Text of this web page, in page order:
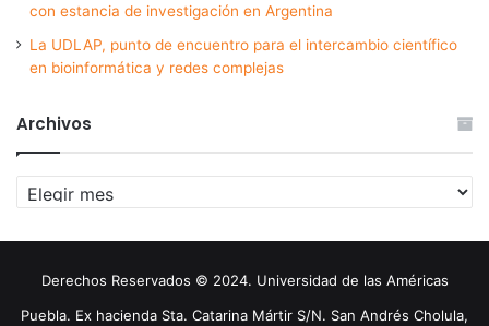
con estancia de investigación en Argentina
La UDLAP, punto de encuentro para el intercambio científico
en bioinformática y redes complejas
Archivos
Archivos
Derechos Reservados © 2024. Universidad de las Américas
Puebla. Ex hacienda Sta. Catarina Mártir S/N. San Andrés Cholula,